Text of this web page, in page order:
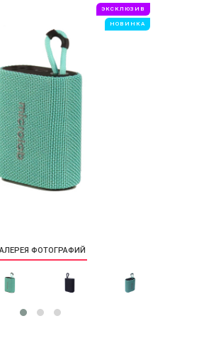
ЭКСКЛЮЗИВ
НОВИНКА
ФОТОГРАФИЙ